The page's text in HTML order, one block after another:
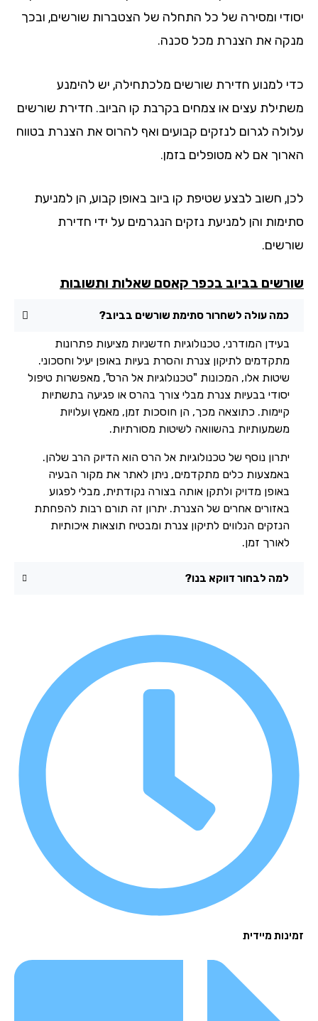
ומסירה של כל התחלה של הצטברות שורשים, ובכך
את הצנרת מכל סכנה.
למנוע חדירת שורשים מלכתחילה, יש להימנע
עצים או צמחים בקרבת קו הביוב. חדירת שורשים
לגרום לנזקים קבועים ואף להרוס את הצנרת בטווח
אם לא מטופלים בזמן.
חשוב לבצע שטיפת קו ביוב באופן קבוע, הן למניעת
והן למניעת נזקים הנגרמים על ידי חדירת
בביוב בכפר קאסם שאלות ותשובות
כמה עולה לשחרור סתימת שורשים בביוב?
בעידן המודרני, טכנולוגיות חדשניות מציעות פתרונות
מתקדמים לתיקון צנרת והסרת בעיות באופן יעיל וחסכוני.
שיטות אלו, המכונות "טכנולוגיות אל הרס", מאפשרות טיפול
יסודי בבעיות צנרת מבלי צורך בהרס או פגיעה בתשתיות
קיימות. כתוצאה מכך, הן חוסכות זמן, מאמץ ועלויות
משמעותיות בהשוואה לשיטות מסורתיות.
יתרון נוסף של טכנולוגיות אל הרס הוא הדיוק הרב שלהן.
באמצעות כלים מתקדמים, ניתן לאתר את מקור הבעיה
באופן מדויק ולתקן אותה בצורה נקודתית, מבלי לפגוע
באזורים אחרים של הצנרת. יתרון זה תורם רבות להפחתת
הנזקים הנלווים לתיקון צנרת ומבטיח תוצאות איכותיות
לאורך זמן.
למה לבחור דווקא בנו?
מיידית